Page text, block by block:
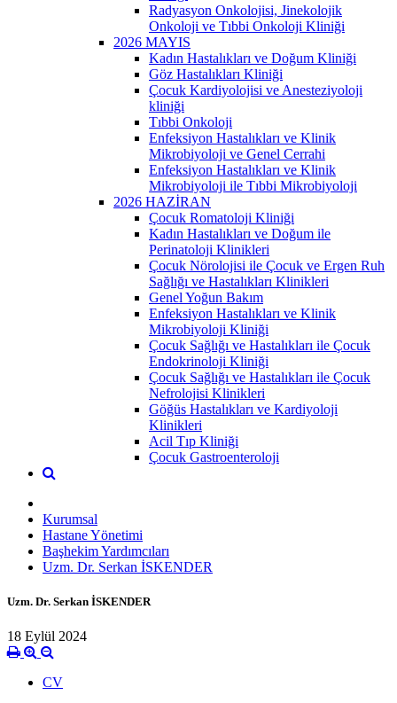
Radyasyon Onkolojisi, Jinekolojik
Onkoloji ve Tıbbi Onkoloji Kliniği
2026 MAYIS
Kadın Hastalıkları ve Doğum Kliniği
Göz Hastalıkları Kliniği
Çocuk Kardiyolojisi ve Anesteziyoloji
kliniği
Tıbbi Onkoloji
Enfeksiyon Hastalıkları ve Klinik
Mikrobiyoloji ve Genel Cerrahi
Enfeksiyon Hastalıkları ve Klinik
Mikrobiyoloji ile Tıbbi Mikrobiyoloji
2026 HAZİRAN
Çocuk Romatoloji Kliniği
Kadın Hastalıkları ve Doğum ile
Perinatoloji Klinikleri
Çocuk Nörolojisi ile Çocuk ve Ergen Ruh
Sağlığı ve Hastalıkları Klinikleri
Genel Yoğun Bakım
Enfeksiyon Hastalıkları ve Klinik
Mikrobiyoloji Kliniği
Çocuk Sağlığı ve Hastalıkları ile Çocuk
Endokrinoloji Kliniği
Çocuk Sağlığı ve Hastalıkları ile Çocuk
Nefrolojisi Klinikleri
Göğüs Hastalıkları ve Kardiyoloji
Klinikleri
Acil Tıp Kliniği
Çocuk Gastroenteroloji
Kurumsal
Hastane Yönetimi
Başhekim Yardımcıları
Uzm. Dr. Serkan İSKENDER
Uzm. Dr. Serkan İSKENDER
18 Eylül 2024
CV